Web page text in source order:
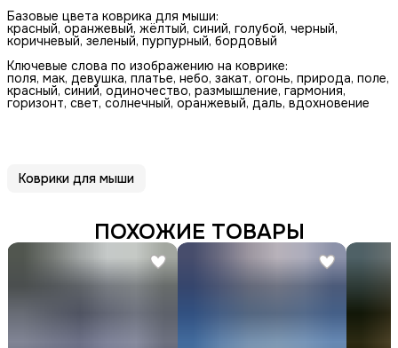
Базовые цвета коврика для мыши:
красный, оранжевый, жёлтый, синий, голубой, черный,
коричневый, зеленый, пурпурный, бордовый
Ключевые слова по изображению на коврике:
поля, мак, девушка, платье, небо, закат, огонь, природа, поле,
красный, синий, одиночество, размышление, гармония,
горизонт, свет, солнечный, оранжевый, даль, вдохновение
Коврики для мыши
ПОХОЖИЕ ТОВАРЫ